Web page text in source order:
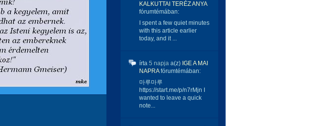
KALKUTTAI TERÉZ ANYA
fórumtémában:
I spent a few quiet minutes
with this article earlier
today, and it ...
írta 5 napja a(z) IGE A MAI
NAPRAfórumtémában:
마루마루
https://start.me/p/n7rMjn I
wanted to leave a quick
note...